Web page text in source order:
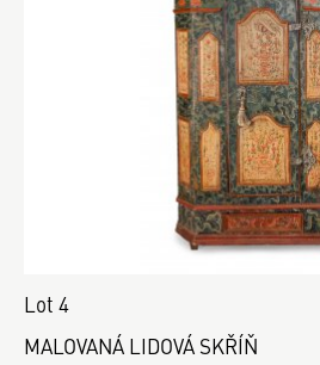
Lot 4
MALOVANÁ LIDOVÁ SKŘÍŇ